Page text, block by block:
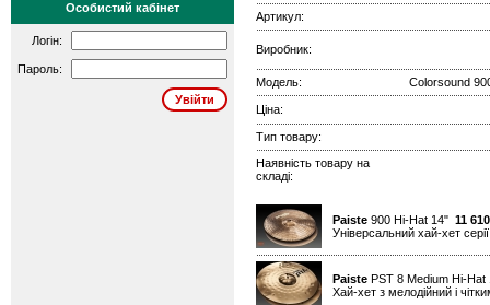
Особистий кабінет
Логін:
Пароль:
Артикул:
Виробник:
Модель: Colorsound
Ціна:
Тип товару:
Наявність товару на
складі:
Paiste 900 Hi-Hat 14" 11 610
Універсальний хай-хет
Paiste PST 8 Medium Hi-
Хай-хет з мелодійний і